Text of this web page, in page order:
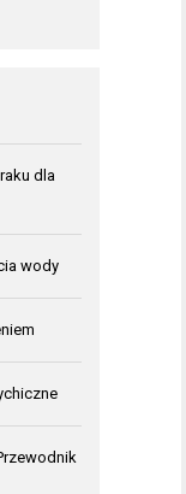
dla
wody